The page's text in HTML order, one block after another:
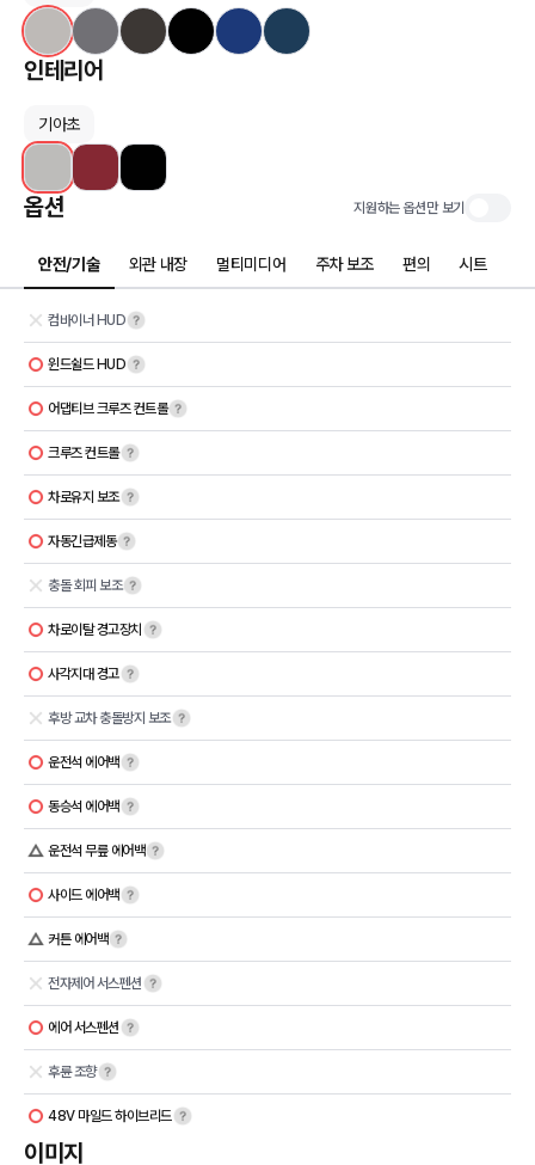
인테리어
기아초
옵션 지원하는 옵션만 보기
안전/기술 외관 내장 멀티미디어 주차 보조 편의 시트
컴바이너 HUD
윈드쉴드 HUD
어댑티브 크루즈 컨트롤
크루즈 컨트롤
차로유지 보조
자동긴급제동
충돌 회피 보조
차로이탈 경고장치
사각지대 경고
후방 교차 충돌방지 보조
운전석 에어백
동승석 에어백
운전석 무릎 에어백
사이드 에어백
커튼 에어백
전자제어 서스펜션
에어 서스펜션
후륜 조향
48V 마일드 하이브리드
이미지